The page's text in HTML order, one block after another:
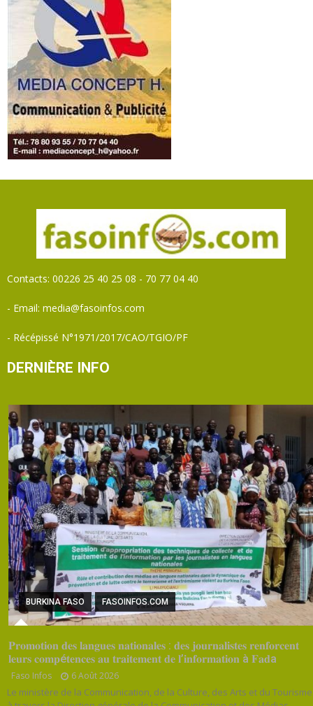
Contacts: 00226 25 40 25 08 - 70 77 04 40
- Email: media@fasoinfos.com
- Récépissé N°1971/2017/CAO/TGIO/PF
DERNIÈRE INFO
BURKINA FASO FASOINFOS.COM
𝐏𝐫𝐨𝐦𝐨𝐭𝐢𝐨𝐧 𝐝𝐞𝐬 𝐥𝐚𝐧𝐠𝐮𝐞𝐬 𝐧𝐚𝐭𝐢𝐨𝐧𝐚𝐥𝐞𝐬 : 𝐝𝐞𝐬 𝐣𝐨𝐮𝐫𝐧𝐚𝐥𝐢𝐬𝐭𝐞𝐬 𝐫𝐞𝐧𝐟𝐨𝐫𝐜𝐞𝐧𝐭
𝐥𝐞𝐮𝐫𝐬 𝐜𝐨𝐦𝐩é𝐭𝐞𝐧𝐜𝐞𝐬 𝐚𝐮 𝐭𝐫𝐚𝐢𝐭𝐞𝐦𝐞𝐧𝐭 𝐝𝐞 𝐥’𝐢𝐧𝐟𝐨𝐫𝐦𝐚𝐭𝐢𝐨𝐧 à 𝐅𝐚𝐝a
Faso Infos 6 Août 2026
Le ministère de la Communication, de la Culture, des Arts et du Tourisme